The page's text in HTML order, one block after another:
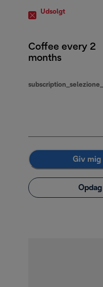
Udsolgt
Coffee every 2
months
Giv mig